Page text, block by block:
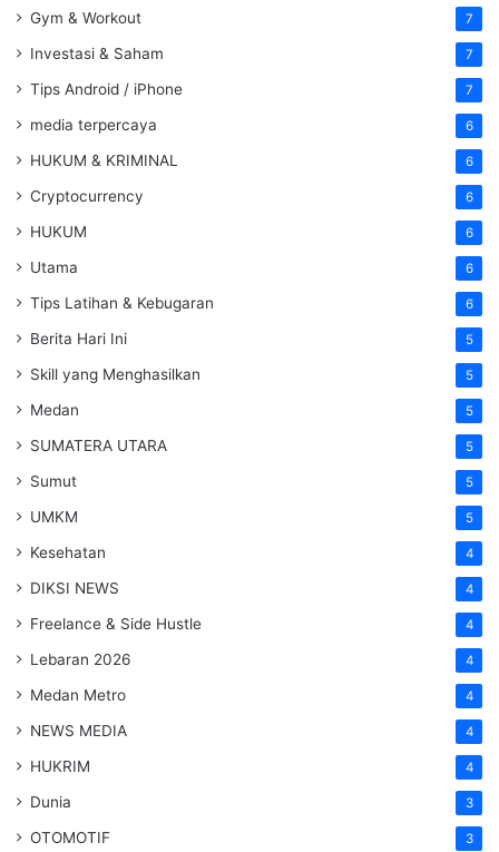
Gym & Workout 7
Investasi & Saham 7
Tips Android / iPhone 7
media terpercaya 6
HUKUM & KRIMINAL 6
Cryptocurrency 6
HUKUM 6
Utama 6
Tips Latihan & Kebugaran 6
Berita Hari Ini 5
Skill yang Menghasilkan 5
Medan 5
SUMATERA UTARA 5
Sumut 5
UMKM 5
Kesehatan 4
DIKSI NEWS 4
Freelance & Side Hustle 4
Lebaran 2026 4
Medan Metro 4
NEWS MEDIA 4
HUKRIM 4
Dunia 3
OTOMOTIF 3